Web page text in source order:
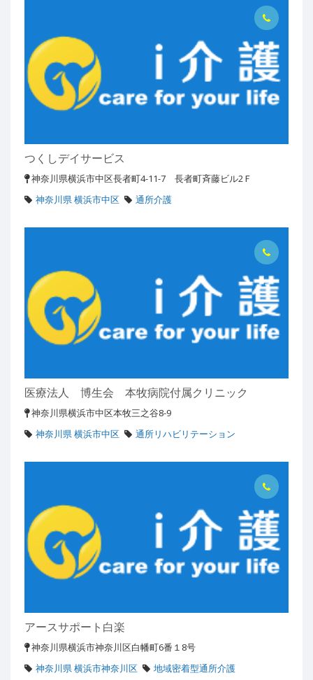
つくしデイサービス
神奈川県横浜市中区長者町4-11-7 長者町斉藤ビル2Ｆ
神奈川県 横浜市中区
通所介護
医療法人 博生会 本牧病院付属クリニック
神奈川県横浜市中区本牧三之谷8-9
神奈川県 横浜市中区
通所リハビリテーション
アースサポート白楽
神奈川県横浜市神奈川区白幡町6番１8号
神奈川県 横浜市神奈川区
地域密着型通所介護